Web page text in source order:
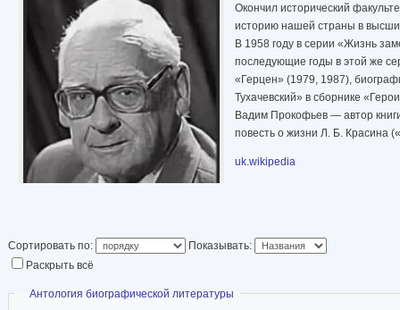
Окончил исторический
историю нашей страны в
В 1958 году в серии «Жизнь
последующие годы в этой же
«Герцен» (1979, 1987),
Тухачевский» в сборнике
Вадим Прокофьев — автор
повесть о жизни Л. Б. Красина
uk.wikipedia
Сортировать по:
Показывать:
Раскрыть всё
Скрыть
Антология биографической литературы